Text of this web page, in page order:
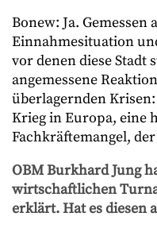
Bonew: Ja. Gemessen
Einnahmesituation
vor denen diese Stadt
angemessene
überlagernden
Krieg in Europa, eine
Fachkräftemangel,
OBM Burkhard Jung
wirtschaftlichen
erklärt. Hat es diesen